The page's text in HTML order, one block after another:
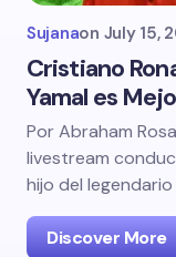
Sujanaon July 15,
Cristiano
Yamal es
Por Abraham
livestream
hijo del
Discover More